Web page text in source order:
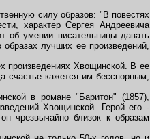
силу образов: "В повестях
характер Сергея Андреевича
об умении писательницы давать
лучших ее произведений,
произведениях Хвощинской. В ее
счастье кажется им бесспорным,
в романе "Баритон" (1857),
Хвощинской. Герой его -
чрезвычайно близок к образам